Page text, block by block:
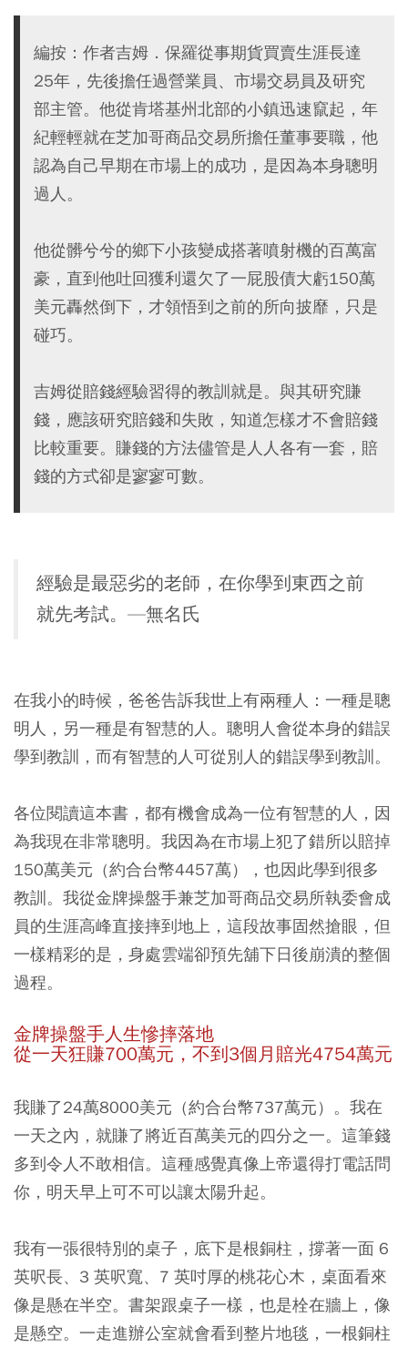
編按：作者吉姆．保羅從事期貨買賣生涯長達
25年，先後擔任過營業員、市場交易員及研究
部主管。他從肯塔基州北部的小鎮迅速竄起，年
紀輕輕就在芝加哥商品交易所擔任董事要職，他
認為自己早期在市場上的成功，是因為本身聰明
過人。
他從髒兮兮的鄉下小孩變成搭著噴射機的百萬富
豪，直到他吐回獲利還欠了一屁股債大虧150萬
美元轟然倒下，才領悟到之前的所向披靡，只是
碰巧。
吉姆從賠錢經驗習得的教訓就是。與其研究賺
錢，應該研究賠錢和失敗，知道怎樣才不會賠錢
比較重要。賺錢的方法儘管是人人各有一套，賠
錢的方式卻是寥寥可數。
經驗是最惡劣的老師，在你學到東西之前
就先考試。—無名氏
在我小的時候，爸爸告訴我世上有兩種人：一種是聰
明人，另一種是有智慧的人。聰明人會從本身的錯誤
學到教訓，而有智慧的人可從別人的錯誤學到教訓。
各位閱讀這本書，都有機會成為一位有智慧的人，因
為我現在非常聰明。我因為在市場上犯了錯所以賠掉
150萬美元（約合台幣4457萬），也因此學到很多
教訓。我從金牌操盤手兼芝加哥商品交易所執委會成
員的生涯高峰直接摔到地上，這段故事固然搶眼，但
一樣精彩的是，身處雲端卻預先舖下日後崩潰的整個
過程。
金牌操盤手人生慘摔落地
從一天狂賺700萬元，不到3個月賠光4754萬元
我賺了24萬8000美元（約合台幣737萬元）。我在
一天之內，就賺了將近百萬美元的四分之一。這筆錢
多到令人不敢相信。這種感覺真像上帝還得打電話問
你，明天早上可不可以讓太陽升起。
我有一張很特別的桌子，底下是根銅柱，撐著一面 6
英呎長、3 英呎寬、7 英吋厚的桃花心木，桌面看來
像是懸在半空。書架跟桌子一樣，也是栓在牆上，像
是懸空。一走進辦公室就會看到整片地毯，一根銅柱